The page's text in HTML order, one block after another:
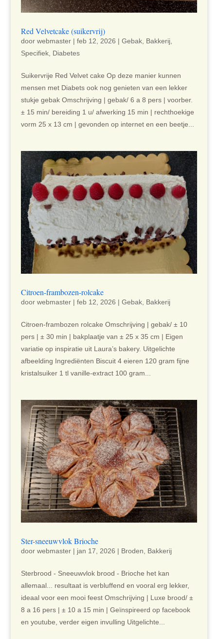
Red Velvetcake (suikervrij)
door webmaster| feb 12, 2026 | Gebak, Bakkerij,
Specifiek, Diabetes
Suikervrije Red Velvet cake Op deze manier kunnen
mensen met Diabets ook nog genieten van een lekker
stukje gebak Omschrijving | gebak/ 6 a 8 pers | voorber.
± 15 min/ bereiding 1 u/ afwerking 15 min | rechthoekige
vorm 25 x 13 cm | gevonden op internet en een beetje...
Citroen-frambozen-rolcake
door webmaster| feb 12, 2026 | Gebak, Bakkerij
Citroen-frambozen rolcake Omschrijving | gebak/ ± 10
pers | ± 30 min | bakplaatje van ± 25 x 35 cm | Eigen
variatie op inspiratie uit Laura’s bakery. Uitgelichte
afbeelding Ingrediënten Biscuit 4 eieren 120 gram fijne
kristalsuiker 1 tl vanille-extract 100 gram...
Ster-sneeuwvlok Brioche
door webmaster| jan 17, 2026 | Broden Bakkerij
Sterbrood - Sneeuwvlok brood - Brioche het kan
allemaal... resultaat is verbluffend en vooral erg lekker,
ideaal voor een mooi feest Omschrijving | Luxe brood/ ±
8 a 16 pers | ± 10 a 15 min | Geïnspireerd op facebook
en youtube, verder eigen invulling Uitgelichte...